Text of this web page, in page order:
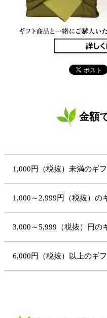
金額
1,000円（税抜）未満のギフ
1,000～2,999円（税抜）の
3,000～5,999（税抜）円の
6,000円（税抜）以上のギ